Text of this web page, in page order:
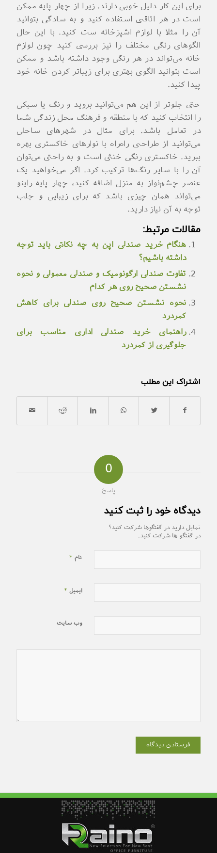
برای این کار دلیل خوبی دارند. زیرا از چهار پایه ممکن
است در هر اتاقی استفاده کنید و به سادگی بتوانید
آن را مثلا با لوازم اشپزخانه ست کنید. با این حال
الگوهای رنگی مختلف را نیز بررسی کنید چون لوازم
خانه می‌تواند در هر رنگی وجود داشته باشد و ممکن
است بتوانید الگوی بهتری برای زیباتر کردن خانه خود
پیدا کنید.
حتی جلوتر از این هم می‌توانید بروید و رنگ یا سبکی
را انتخاب کنید که با منطقه و فرهنگ محل زندگی شما
در تعامل باشد. برای مثال در شهرهای ساحلی
می‌توانید از طراحی راه‌راه با نوارهای خاکستری بهره
ببرید. خاکستری رنگی خنثی است و به راحتی می‌توان
آن را با سایر رنگ‌ها ترکیب کرد. اگر می‌خواهید یک
عنصر چشم‌نواز به منزل اضافه کنید، چهار پایه راینو
می‌تواند همان چیزی باشد که برای زیبایی و جلب
توجه به آن نیاز دارید.
مقالات مرتبط:
هنگام خرید صندلی اپن به چه نکاتی باید توجه
داشته باشیم؟
تفاوت صندلی ارگونومیک و صندلی معمولی و نحوه
نشستن صحیح روی هر کدام
نحوه نشستن صحیح روی صندلی برای کاهش
کمردرد
راهنمای خرید صندلی اداری مناسب برای
جلوگیری از کمردرد
اشتراک این مطلب
0
پاسخ
دیدگاه خود را ثبت کنید
تمایل دارید در گفتگوها شرکت کنید؟
در گفتگو ها شرکت کنید.
نام *
ایمیل *
وب‌ سایت